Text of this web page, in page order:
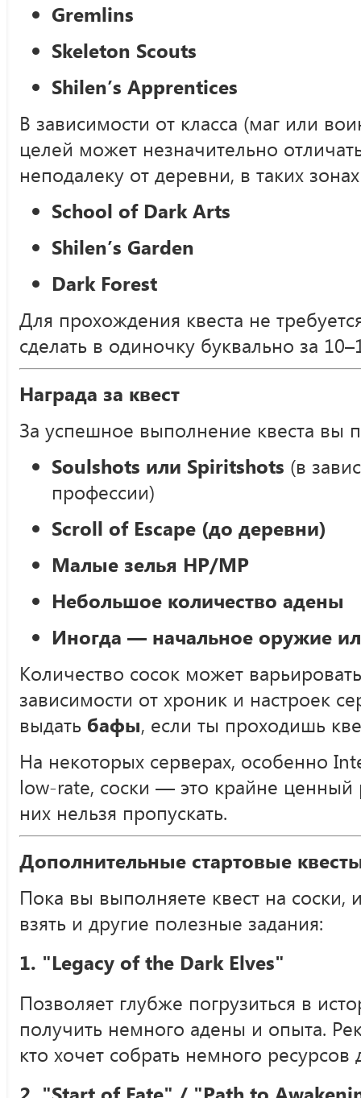
Gremlins
Skeleton Scouts
Shilen’s Apprentices
В зависимости от класса (маг или
целей может незначительно
неподалеку от деревни, в таких
School of Dark Arts
Shilen’s Garden
Dark Forest
Для прохождения квеста не
сделать в одиночку буквально за
Награда за квест
За успешное выполнение квеста вы
Soulshots или Spiritshots (в
профессии)
Scroll of Escape (до деревни)
Малые зелья HP/MP
Небольшое количество адены
Иногда — начальное оружие
Количество сосок может
зависимости от хроник и настроек
выдать бафы, если ты проходишь
На некоторых серверах, особенно
low-rate, соски — это крайне ценный
них нельзя пропускать.
Дополнительные стартовые
Пока вы выполняете квест на соски,
взять и другие полезные задания:
1. "Legacy of the Dark Elves"
Позволяет глубже погрузиться в
получить немного адены и опыта.
кто хочет собрать немного ресурсов